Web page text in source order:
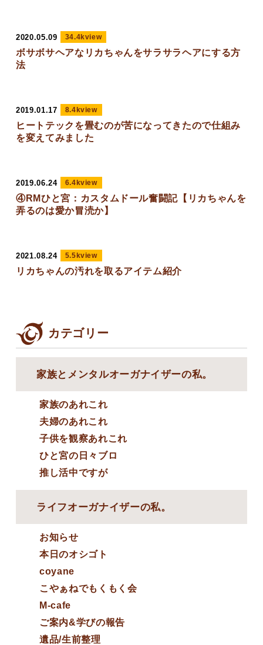
2020.05.09 34.4kview
ボサボサヘアなリカちゃんをサラサラヘアにする方
法
2019.01.17 8.4kview
ヒートテックを畳むのが苦になってきたので仕組み
を変えてみました
2019.06.24 6.4kview
④RMひと宮：カスタムドール奮闘記【リカちゃんを
弄るのは愛か冒涜か】
2021.08.24 5.5kview
リカちゃんの汚れを取るアイテム紹介
カテゴリー
家族とメンタルオーガナイザーの私。
家族のあれこれ
夫婦のあれこれ
子供を観察あれこれ
ひと宮の日々ブロ
推し活中ですが
ライフオーガナイザーの私。
お知らせ
本日のオシゴト
coyane
こやぁねでもくもく会
M-cafe
ご案内&学びの報告
遺品/生前整理